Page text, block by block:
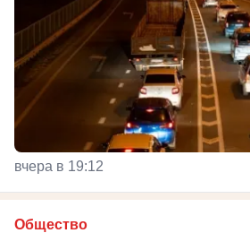
вчера в 19:12
Общество